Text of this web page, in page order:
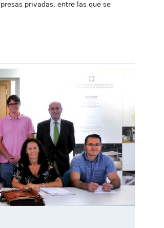
privadas, entre las que se